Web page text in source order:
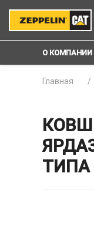
О КОМПАНИИ
Главная
ТИПА